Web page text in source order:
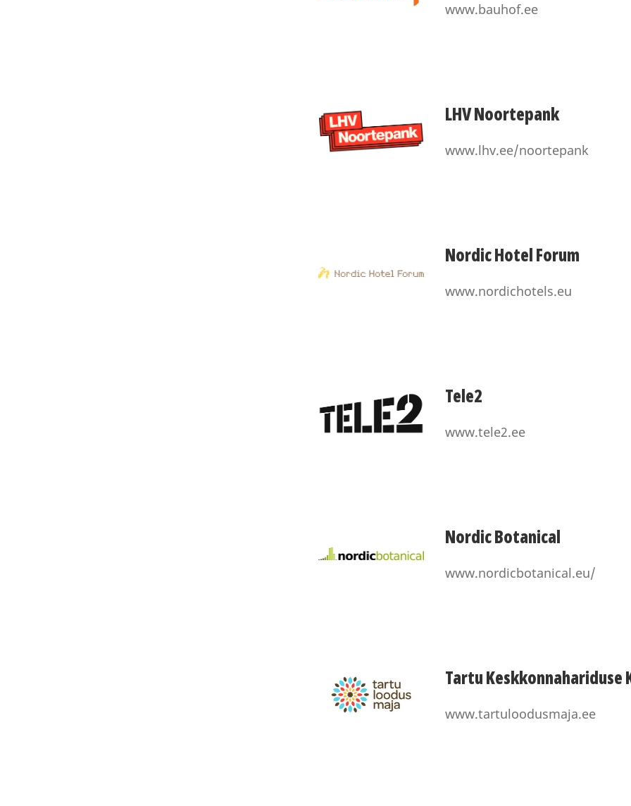
www.bauhof.ee
LHV Noortepank
www.lhv.ee/noortepank
Nordic Hotel Forum
www.nordichotels.eu
Tele2
www.tele2.ee
Nordic Botanical
www.nordicbotanical.eu/
Tartu Keskkonnahariduse
www.tartuloodusmaja.ee